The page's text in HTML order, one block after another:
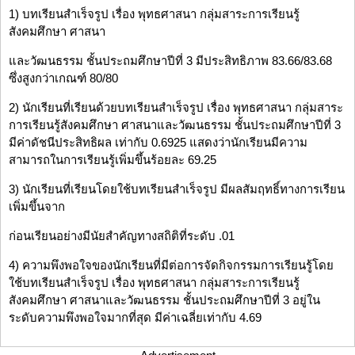
1) บทเรียนสำเร็จรูป เรื่อง พุทธศาสนา กลุ่มสาระการเรียนรู้
สังคมศึกษา ศาสนา
และวัฒนธรรม ชั้นประถมศึกษาปีที่ 3 มีประสิทธิภาพ 83.66/83.68
ซึ่งสูงกว่าเกณฑ์ 80/80
2) นักเรียนที่เรียนด้วยบทเรียนสำเร็จรูป เรื่อง พุทธศาสนา กลุ่มสาระ
การเรียนรู้สังคมศึกษา ศาสนาและวัฒนธรรม ชั้นประถมศึกษาปีที่ 3
มีค่าดัชนีประสิทธิผล เท่ากับ 0.6925 แสดงว่านักเรียนมีความ
สามารถในการเรียนรู้เพิ่มขึ้นร้อยละ 69.25
3) นักเรียนที่เรียนโดยใช้บทเรียนสำเร็จรูป มีผลสัมฤทธิ์ทางการเรียน
เพิ่มขึ้นจาก
ก่อนเรียนอย่างมีนัยสำคัญทางสถิติที่ระดับ .01
4) ความพึงพอใจของนักเรียนที่มีต่อการจัดกิจกรรมการเรียนรู้โดย
ใช้บทเรียนสำเร็จรูป เรื่อง พุทธศาสนา กลุ่มสาระการเรียนรู้
สังคมศึกษา ศาสนาและวัฒนธรรม ชั้นประถมศึกษาปีที่ 3 อยู่ใน
ระดับความพึงพอใจมากที่สุด มีค่าเฉลี่ยเท่ากับ 4.69